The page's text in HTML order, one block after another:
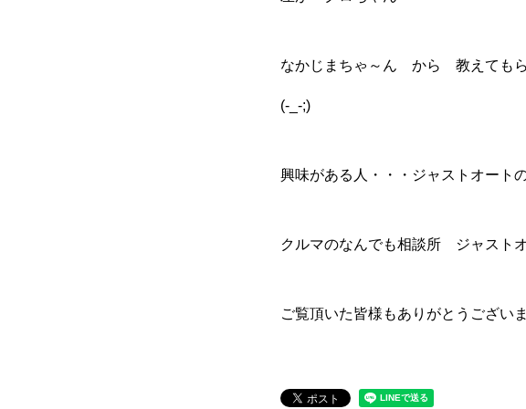
なかじまちゃ～ん から 教えても
(-_-;)
興味がある人・・・ジャストオート
クルマのなんでも相談所 ジャスト
ご覧頂いた皆様もありがとうございま